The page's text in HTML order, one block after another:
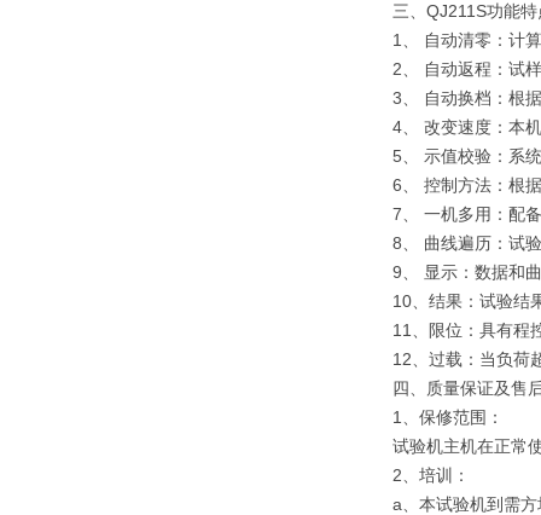
三、QJ211S功能
1、 自动清零：计
2、 自动返程：试
3、 自动换档：根
4、 改变速度：本
5、 示值校验：系
6、 控制方法：根
7、 一机多用：配
8、 曲线遍历：试
9、 显示：数据和
10、结果：试验结
11、限位：具有程
12、过载：当负荷
四、质量保证及售
1、保修范围：
试验机主机在正常
2、培训：
a、本试验机到需